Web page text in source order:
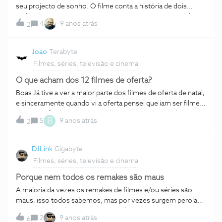
como deve ser imo.
seu projecto de sonho. O filme conta a história de dois
padres jesuítas portugueses no Japão que procuram pelo
seu mentor. Passa-se no século XVII, numa altura em que o
cristianismo era proibido no país e é baseado no livro
“Silence” de Shūsaku Endō, publicado em 1966 e que teve já
uma adaptação para o cinema em 1971. Liam Neeson, Adam
Driver e Andrew Garfield, fazem parte do elenco do novo
filme que tem sido apontado como um dos possíveis
nomeados aos Óscares de 2017. O filme estreia no final
deste ano. Quem está a pensar ir?
2 4 9 anos atrás
Joao
Terabyte
Filmes, séries, televisão e cinema
O que acham dos 12 filmes de oferta?
Boas Já tive a ver a maior parte dos filmes de oferta de natal,
e sinceramente quando vi a oferta pensei que iam ser filmes
da treta. Afinal estava enganado e gostei bastante de
alguns.Já alguém viu? para mim os melhores são A força da
verdade e o assalto a Londres.
2 5 B 9 anos atrás
DJLink Gigabyte
Filmes, séries, televisão e cinema
Porque nem todos os remakes são maus
A maioria da vezes os remakes de filmes e/ou séries são
maus, isso todos sabemos, mas por vezes surgem perolas
que não só são bons como ate podem passar o original. Se
6 2 9 anos atrás